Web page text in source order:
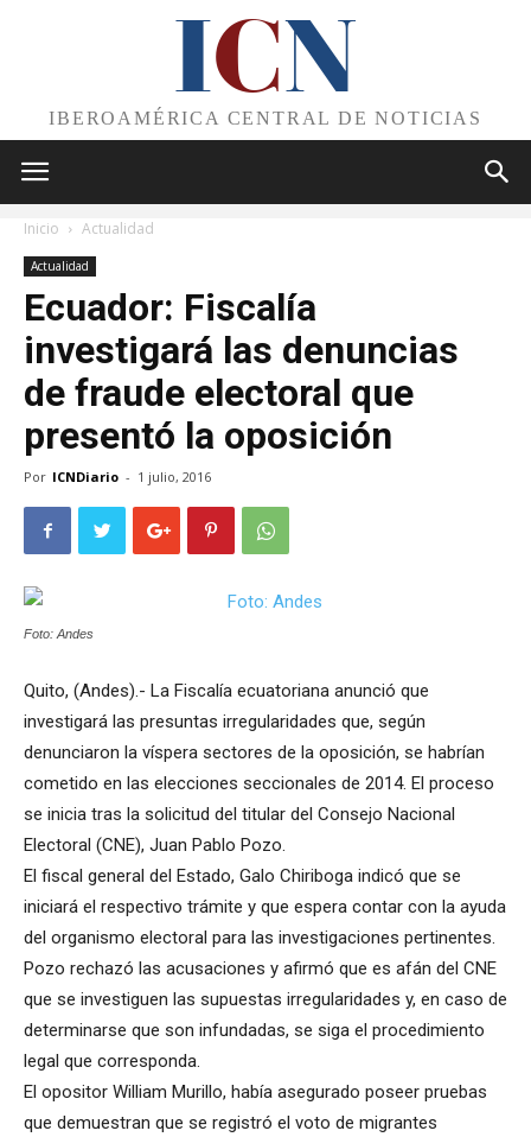
ICN
IBEROAMÉRICA CENTRAL DE NOTICIAS
Inicio Actualidad
Actualidad
Ecuador: Fiscalía
investigará las denuncias
de fraude electoral que
presentó la oposición
Por ICNDiario - 1 julio, 2016
Foto: Andes
Quito, (Andes).- La Fiscalía ecuatoriana anunció que
investigará las presuntas irregularidades que, según
denunciaron la víspera sectores de la oposición, se habrían
cometido en las elecciones seccionales de 2014. El proceso
se inicia tras la solicitud del titular del Consejo Nacional
Electoral (CNE), Juan Pablo Pozo.
El fiscal general del Estado, Galo Chiriboga indicó que se
iniciará el respectivo trámite y que espera contar con la ayuda
del organismo electoral para las investigaciones pertinentes.
Pozo rechazó las acusaciones y afirmó que es afán del CNE
que se investiguen las supuestas irregularidades y, en caso de
determinarse que son infundadas, se siga el procedimiento
legal que corresponda.
El opositor William Murillo, había asegurado poseer pruebas
que demuestran que se registró el voto de migrantes